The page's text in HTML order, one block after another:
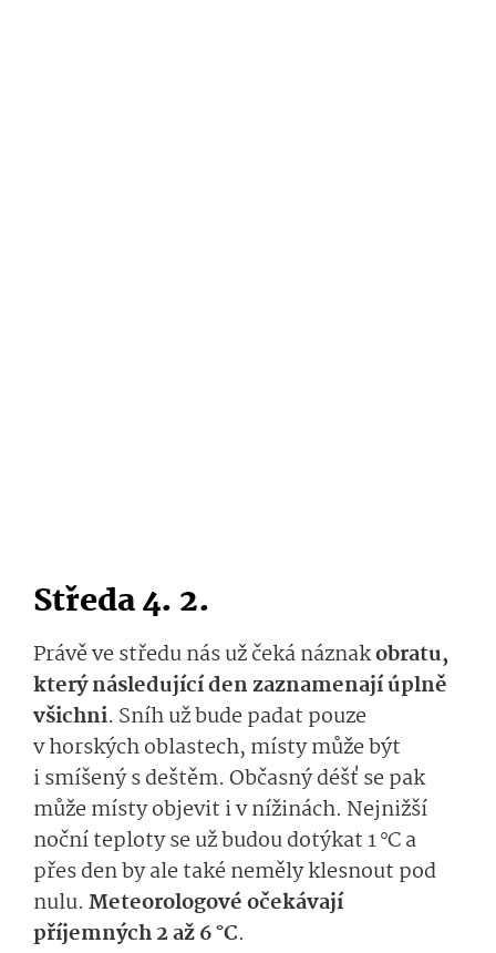
Středa 4. 2.
Právě ve středu nás už čeká náznakobratu,
který následující den zaznamenají úplně
všichni. Sníh už bude padat pouze
v horských oblastech, místy může být
i smíšený s deštěm. Občasný déšť se pak
může místy objevit i v nížinách. Nejnižší
noční teploty se už budou dotýkat 1°C a
přes den by ale také neměly klesnout pod
nulu. Meteorologové očekávají
příjemných 2 až 6 °C.